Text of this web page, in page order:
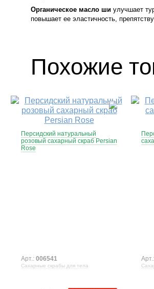
Органическое масло ши улучшает
повышает ее эластичность,
Похожие
Персидский натуральный
розовый сахарный скраб Persian
Rose
Сахарные скрабы для тела
Арт.: 006541 Арт.: